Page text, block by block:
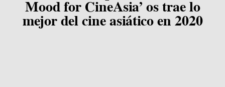
Mood for CineAsia’ os trae lo
mejor del cine asiático en 2020